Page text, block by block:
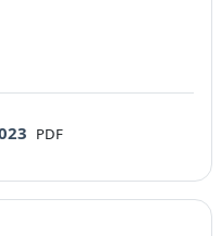
File
PDF